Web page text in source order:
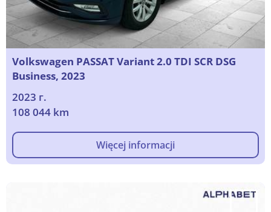
Volkswagen PASSAT Variant 2.0 TDI SCR DSG
Business, 2023
2023 г.
108 044 km
Więcej informacji